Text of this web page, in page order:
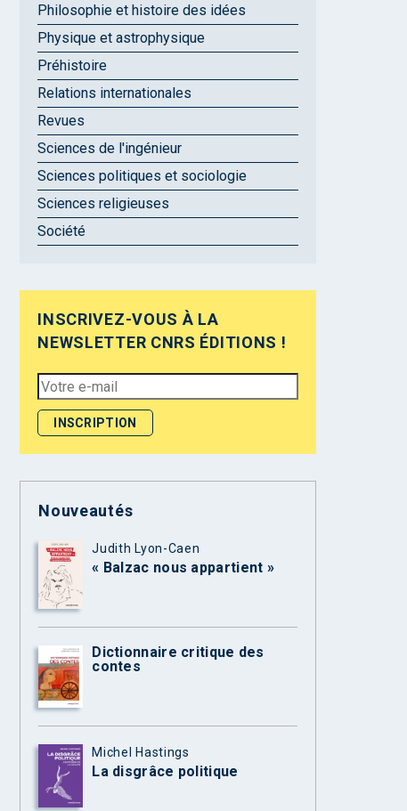
Philosophie et histoire des idées
Physique et astrophysique
Préhistoire
Relations internationales
Revues
Sciences de l'ingénieur
Sciences politiques et sociologie
Sciences religieuses
Société
INSCRIVEZ-VOUS À LA
NEWSLETTER CNRS ÉDITIONS !
Nouveautés
Judith Lyon-Caen
« Balzac nous appartient »
Dictionnaire critique des
contes
Michel Hastings
La disgrâce politique